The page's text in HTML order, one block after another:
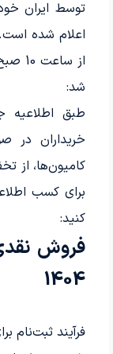
اعلام شده است.
شد:
طبق اطلاعیه
خریداران در
برای کسب
کنید:
فروش
1404
فرآیند ثبت‌نام